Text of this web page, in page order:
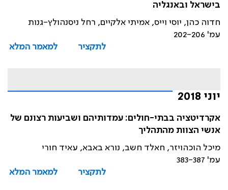
בישראל ובאנגליה
חדוה כהן, יוסי וייס, אמיתי אלקיים, רחל ניסנהולץ-גנות
עמ' 202-206
לתקציר
למאמר המלא
יוני 2018
אקרדיטציה בבתי-חולים: עמדותיהם ושביעות רצונם של
אנשי הצוות מהתהליך
מיכל הוכהויזר, חאלד חשב, נורא באבא, עאיד חורי
עמ' 383-387
לתקציר
למאמר המלא